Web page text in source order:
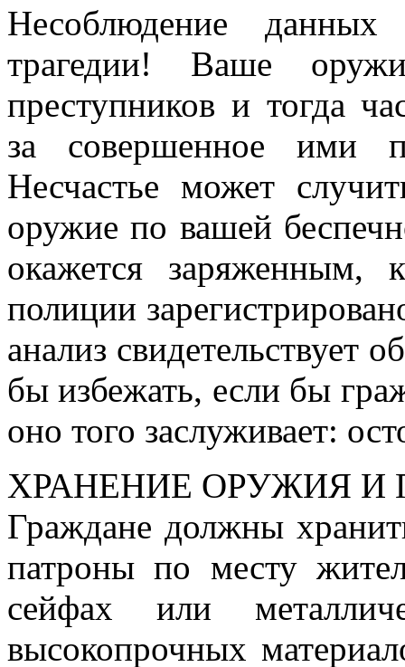
Несоблюдение
трагедии! Ваше
преступников и тогда
за совершенное ими
Несчастье может
оружие по вашей
окажется
полиции
анализ свидетельствует
бы избежать, если бы
оно того заслуживает:
ХРАНЕНИЕ ОРУЖИЯ И
Граждане должны
патроны по месту
сейфах или
высокопрочных